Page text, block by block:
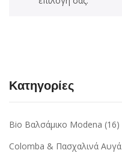
Κατηγορίες
Bio Βαλσάμικο Modena (16)
Colomba & Πασχαλινά Αυγά